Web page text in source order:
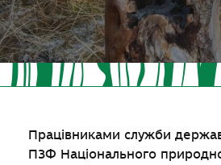
Працівниками служби
ПЗФ Національного